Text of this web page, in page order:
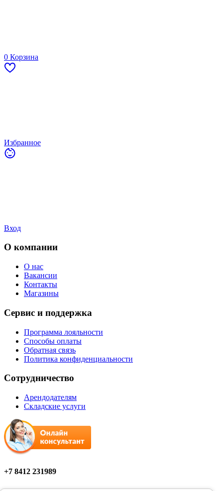
0 Корзина
Избранное
Вход
О компании
О нас
Вакансии
Контакты
Магазины
Сервис и поддержка
Программа лояльности
Способы оплаты
Обратная связь
Политика конфиденциальности
Сотрудничество
Арендодателям
Складские услуги
+7 8412 231989